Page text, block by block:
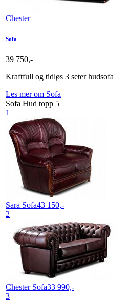
Chester
Sofa
39 750,-
Kraftfull og tidløs 3 seter hudsofa
Les mer om Sofa
Sofa Hud topp 5
1
Sara Sofa43 150,-
2
Chester Sofa33 990,-
3